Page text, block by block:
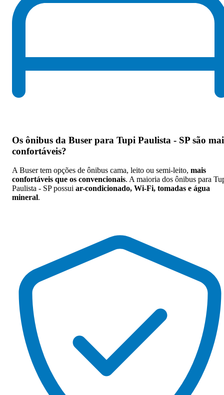
Os ônibus da Buser para Tupi Paulista - SP são
confortáveis?
A Buser tem opções de ônibus cama, leito ou semi-leito, mais
confortáveis que os convencionais. A maioria dos ônibus para
Paulista - SP possui ar-condicionado, Wi-Fi, tomadas e água
mineral.